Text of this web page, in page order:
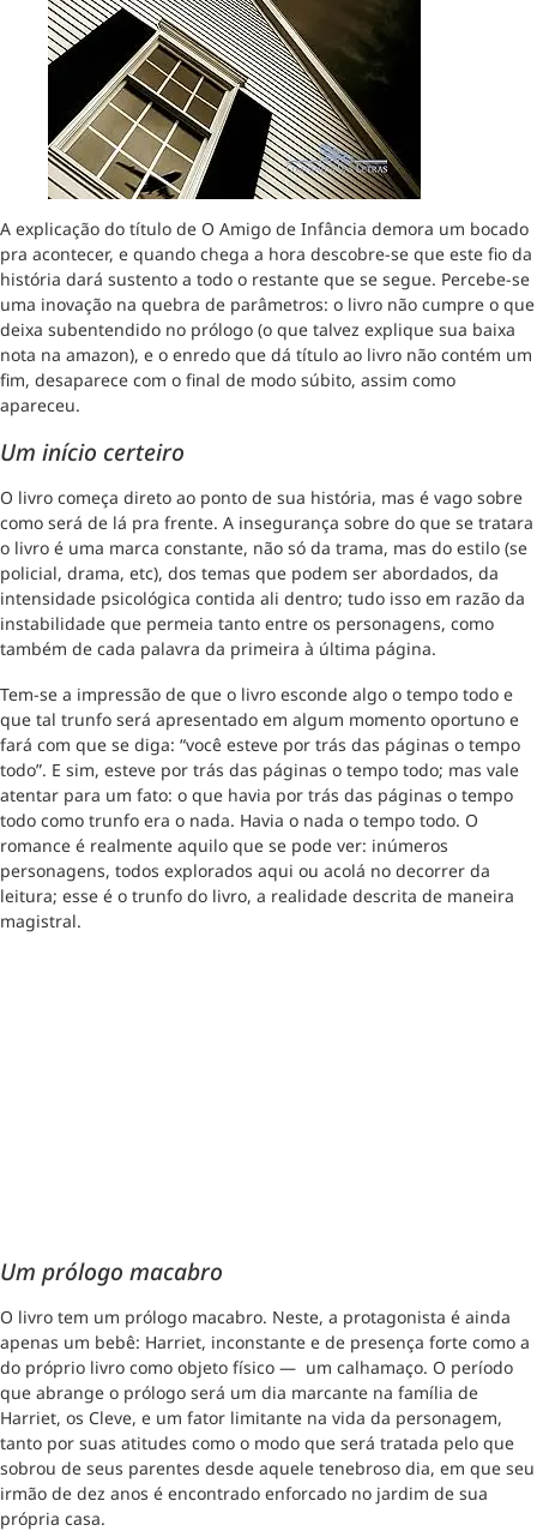
A explicação do título de O Amigo de Infância demora um bocado
pra acontecer, e quando chega a hora descobre-se que este fio da
história dará sustento a todo o restante que se segue. Percebe-se
uma inovação na quebra de parâmetros: o livro não cumpre o que
deixa subentendido no prólogo (o que talvez explique sua baixa
nota na amazon), e o enredo que dá título ao livro não contém um
fim, desaparece com o final de modo súbito, assim como
apareceu.
Um início certeiro
O livro começa direto ao ponto de sua história, mas é vago sobre
como será de lá pra frente. A insegurança sobre do que se tratara
o livro é uma marca constante, não só da trama, mas do estilo (se
policial, drama, etc), dos temas que podem ser abordados, da
intensidade psicológica contida ali dentro; tudo isso em razão da
instabilidade que permeia tanto entre os personagens, como
também de cada palavra da primeira à última página.
Tem-se a impressão de que o livro esconde algo o tempo todo e
que tal trunfo será apresentado em algum momento oportuno e
fará com que se diga: “você esteve por trás das páginas o tempo
todo”. E sim, esteve por trás das páginas o tempo todo; mas vale
atentar para um fato: o que havia por trás das páginas o tempo
todo como trunfo era o nada. Havia o nada o tempo todo. O
romance é realmente aquilo que se pode ver: inúmeros
personagens, todos explorados aqui ou acolá no decorrer da
leitura; esse é o trunfo do livro, a realidade descrita de maneira
magistral.
Um prólogo macabro
O livro tem um prólogo macabro. Neste, a protagonista é ainda
apenas um bebê: Harriet, inconstante e de presença forte como a
do próprio livro como objeto físico — um calhamaço. O período
que abrange o prólogo será um dia marcante na família de
Harriet, os Cleve, e um fator limitante na vida da personagem,
tanto por suas atitudes como o modo que será tratada pelo que
sobrou de seus parentes desde aquele tenebroso dia, em que seu
irmão de dez anos é encontrado enforcado no jardim de sua
própria casa.